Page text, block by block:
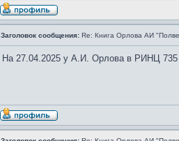
Заголовок сообщения: Re: Книга Орлова АИ
На 27.04.2025 у А.И. Орлова в РИНЦ 735